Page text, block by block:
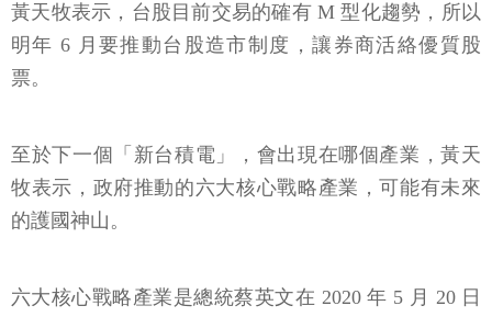
黃天牧表示，台股目前交易的確有 M 型化趨勢，所以
明年 6 月要推動台股造市制度，讓券商活絡優質股
票。
至於下一個「新台積電」，會出現在哪個產業，黃天
牧表示，政府推動的六大核心戰略產業，可能有未來
的護國神山。
六大核心戰略產業是總統蔡英文在 2020 年 5 月 20 日